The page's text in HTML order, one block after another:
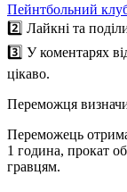
Пейнтбольний
2️⃣ Лайкні та
3️⃣ У коментарях
цікаво.
Переможця
Переможець
1 година, прокат
гравцям.